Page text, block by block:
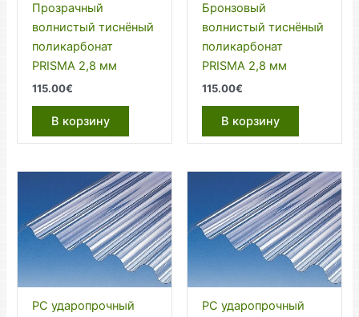
Прозрачный
волнистый тиснёный
поликарбонат
PRISMA 2,8 мм
115.00€
В корзину
Бронзовый
волнистый тиснёный
поликарбонат
PRISMA 2,8 мм
115.00€
В корзину
PC ударопрочный
PC ударопрочный